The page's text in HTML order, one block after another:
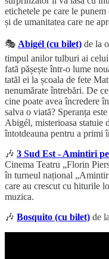
etichetele pe care le
și de umanitatea care ne
🎭 Abigél (cu bilet) de la
timpul anilor tulburi ai
fată pășește într-o lume
tatăl ei la școala de fete
nenumărate întrebări. De
cine poate avea încredere
salva o viată? Speranța
Abigél, misterioasa statuie
întotdeauna pentru a primi
🎶 3 Sud Est - Amintiri
Cinema Teatru „Florin
în turneul național
care au crescut cu hiturile
muzica.
🎶 Bosquito (cu bilet) de